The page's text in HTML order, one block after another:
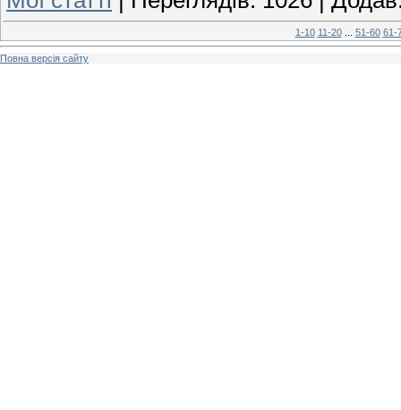
1-10 11-20 51-60 61-
Повна версія сайту